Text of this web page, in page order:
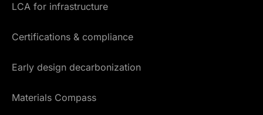
LCA for infrastructure
Certifications & compliance
Early design decarbonization
Materials Compass